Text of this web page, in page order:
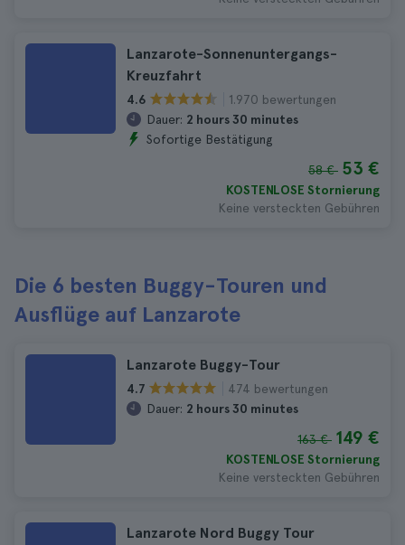
Lanzarote-Sonnenuntergangs-
Kreuzfahrt
4.6
1.970 bewertungen
Dauer: 2 hours 30 minutes
Sofortige Bestätigung
58 € 53 €
KOSTENLOSE Stornierung
Keine versteckten Gebühren
Die 6 besten Buggy-Touren und
Ausflüge auf Lanzarote
Lanzarote Buggy-Tour
4.7
474 bewertungen
Dauer: 2 hours 30 minutes
163 € 149 €
KOSTENLOSE Stornierung
Keine versteckten Gebühren
Lanzarote Nord Buggy Tour